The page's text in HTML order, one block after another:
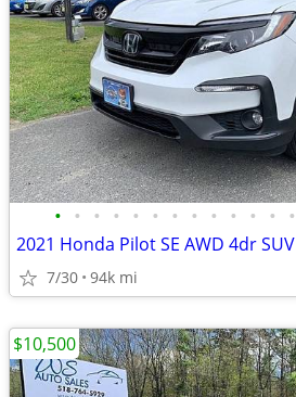
• • • • • • • • • • • • •
2021 Honda Pilot SE AWD 4dr SUV
7/30 94k mi
$10,500